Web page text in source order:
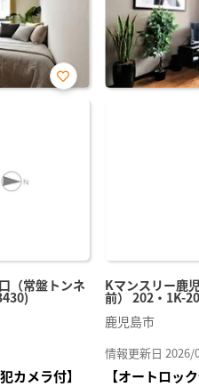
（常盤トンネ
お気
カメラ付】
Kマンスリー鹿
前） 202・1K-
鹿児島市
情報更新日 2026/
【オートロッ